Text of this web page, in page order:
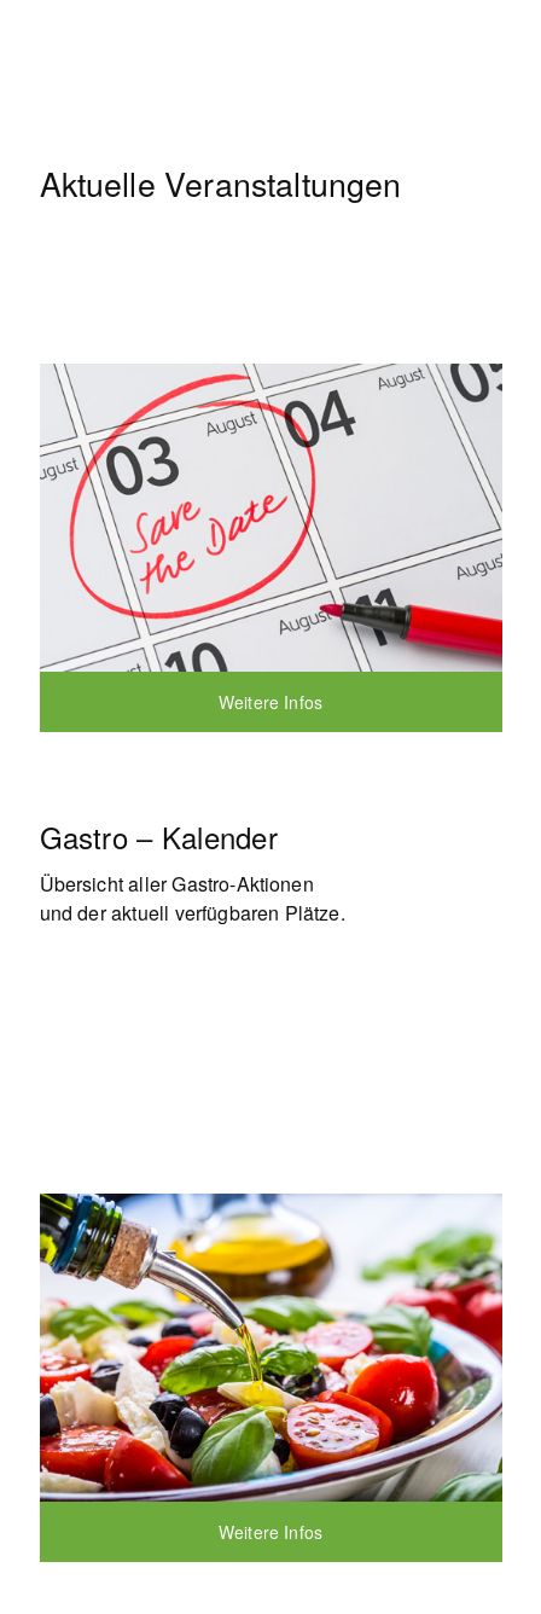
Aktuelle Veranstaltungen
Weitere Infos
Gastro – Kalender
Übersicht aller Gastro-Aktionen
und der aktuell verfügbaren Plätze.
Weitere Infos